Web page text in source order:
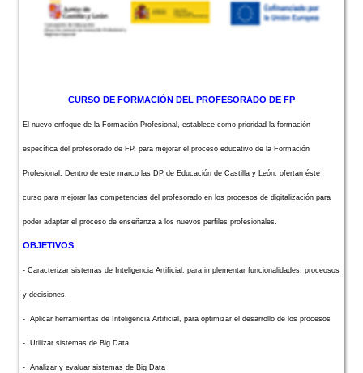
CURSO DE FORMACIÓN DEL PROFESORADO DE FP
El nuevo enfoque de la Formación Profesional, establece como prioridad la formación
específica del profesorado de FP, para mejorar el proceso educativo de la Formación
Profesional. Dentro de este marco las DP de Educación de Castilla y León, ofertan éste
curso para mejorar las competencias del profesorado en los procesos de digitalización para
poder adaptar el proceso de enseñanza a los nuevos perfiles profesionales.
OBJETIVOS
- Caracterizar sistemas de Inteligencia Artificial, para implementar funcionalidades, proceosos
y decisiones.
- Aplicar herramientas de Inteligencia Artificial, para optimizar el desarrollo de los procesos
- Utilizar sistemas de Big Data
- Analizar y evaluar sistemas de Big Data